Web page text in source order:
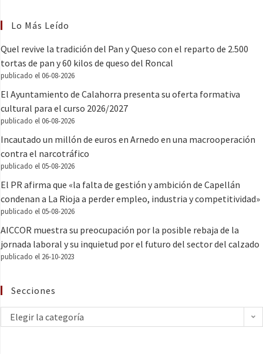
Lo Más Leído
Quel revive la tradición del Pan y Queso con el reparto de 2.500
tortas de pan y 60 kilos de queso del Roncal
publicado el 06-08-2026
El Ayuntamiento de Calahorra presenta su oferta formativa
cultural para el curso 2026/2027
publicado el 06-08-2026
Incautado un millón de euros en Arnedo en una macrooperación
contra el narcotráfico
publicado el 05-08-2026
El PR afirma que «la falta de gestión y ambición de Capellán
condenan a La Rioja a perder empleo, industria y competitividad»
publicado el 05-08-2026
AICCOR muestra su preocupación por la posible rebaja de la
jornada laboral y su inquietud por el futuro del sector del calzado
publicado el 26-10-2023
Secciones
Elegir la categoría